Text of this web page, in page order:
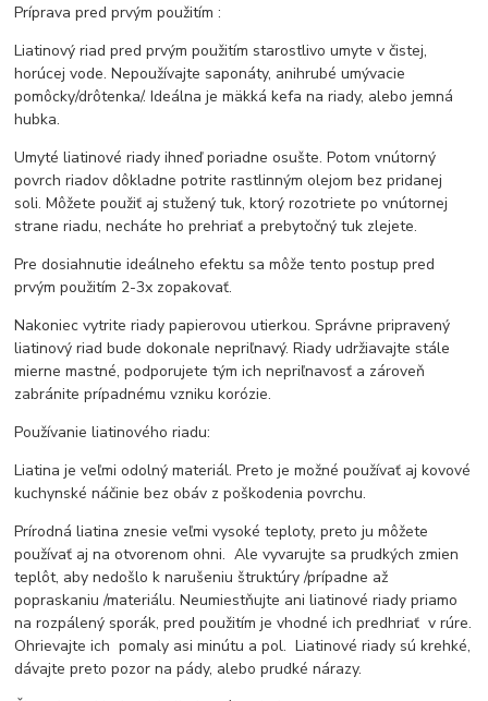
Príprava pred prvým použitím :
Liatinový riad pred prvým použitím starostlivo umyte v čistej,
horúcej vode. Nepoužívajte saponáty, anihrubé umývacie
pomôcky/drôtenka/. Ideálna je mäkká kefa na riady, alebo jemná
hubka.
Umyté liatinové riady ihneď poriadne osušte. Potom vnútorný
povrch riadov dôkladne potrite rastlinným olejom bez pridanej
soli. Môžete použiť aj stužený tuk, ktorý rozotriete po vnútornej
strane riadu, necháte ho prehriať a prebytočný tuk zlejete.
Pre dosiahnutie ideálneho efektu sa môže tento postup pred
prvým použitím 2-3x zopakovať.
Nakoniec vytrite riady papierovou utierkou. Správne pripravený
liatinový riad bude dokonale nepriľnavý. Riady udržiavajte stále
mierne mastné, podporujete tým ich nepriľnavosť a zároveň
zabránite prípadnému vzniku korózie.
Používanie liatinového riadu:
Liatina je veľmi odolný materiál. Preto je možné používať aj kovové
kuchynské náčinie bez obáv z poškodenia povrchu.
Prírodná liatina znesie veľmi vysoké teploty, preto ju môžete
používať aj na otvorenom ohni. Ale vyvarujte sa prudkých zmien
teplôt, aby nedošlo k narušeniu štruktúry /prípadne až
popraskaniu /materiálu. Neumiestňujte ani liatinové riady priamo
na rozpálený sporák, pred použitím je vhodné ich predhriať v rúre.
Ohrievajte ich pomaly asi minútu a pol. Liatinové riady sú krehké,
dávajte preto pozor na pády, alebo prudké nárazy.